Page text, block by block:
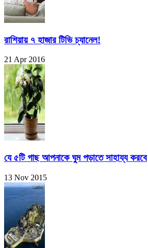
রাশিয়ায় ৭ হাজার টিভি চ্যানেল!
21 Apr 2016
যে ৫টি গাছ আপনাকে ঘুম পড়াতে সাহায্য করবে
13 Nov 2015